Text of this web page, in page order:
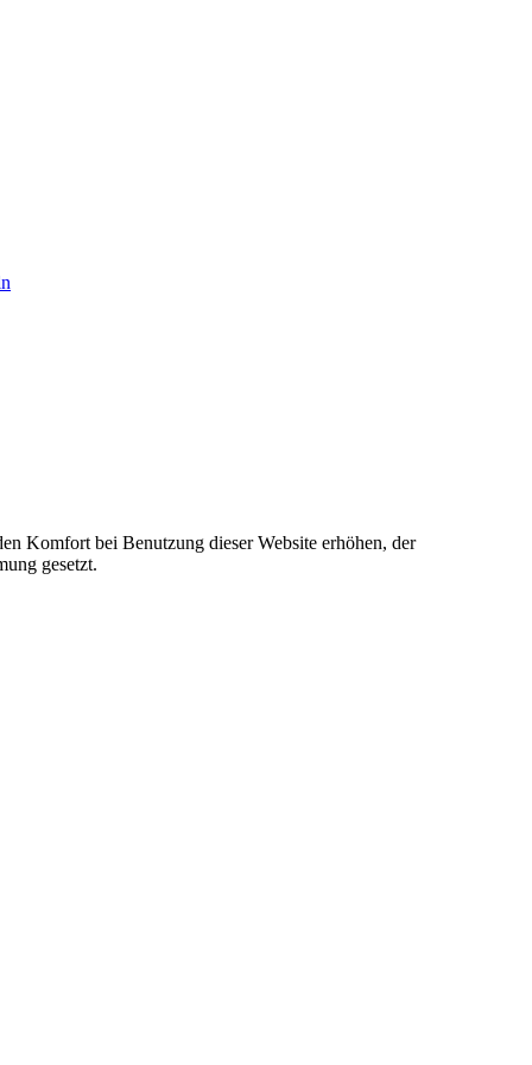
Komfort bei Benutzung dieser Website erhöhen, der
gesetzt.